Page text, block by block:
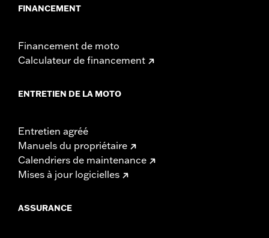
FINANCEMENT
Financement de moto
Calculateur de financement
ENTRETIEN DE LA MOTO
Entretien agréé
Manuels du propriétaire
Calendriers de maintenance
Mises à jour logicielles
ASSURANCE